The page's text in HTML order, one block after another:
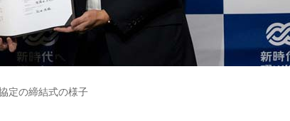
定の締結式の様子